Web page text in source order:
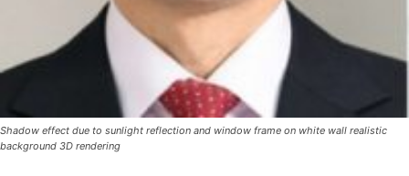
Shadow effect due to sunlight reflection and window frame on white wall realistic
background 3D rendering